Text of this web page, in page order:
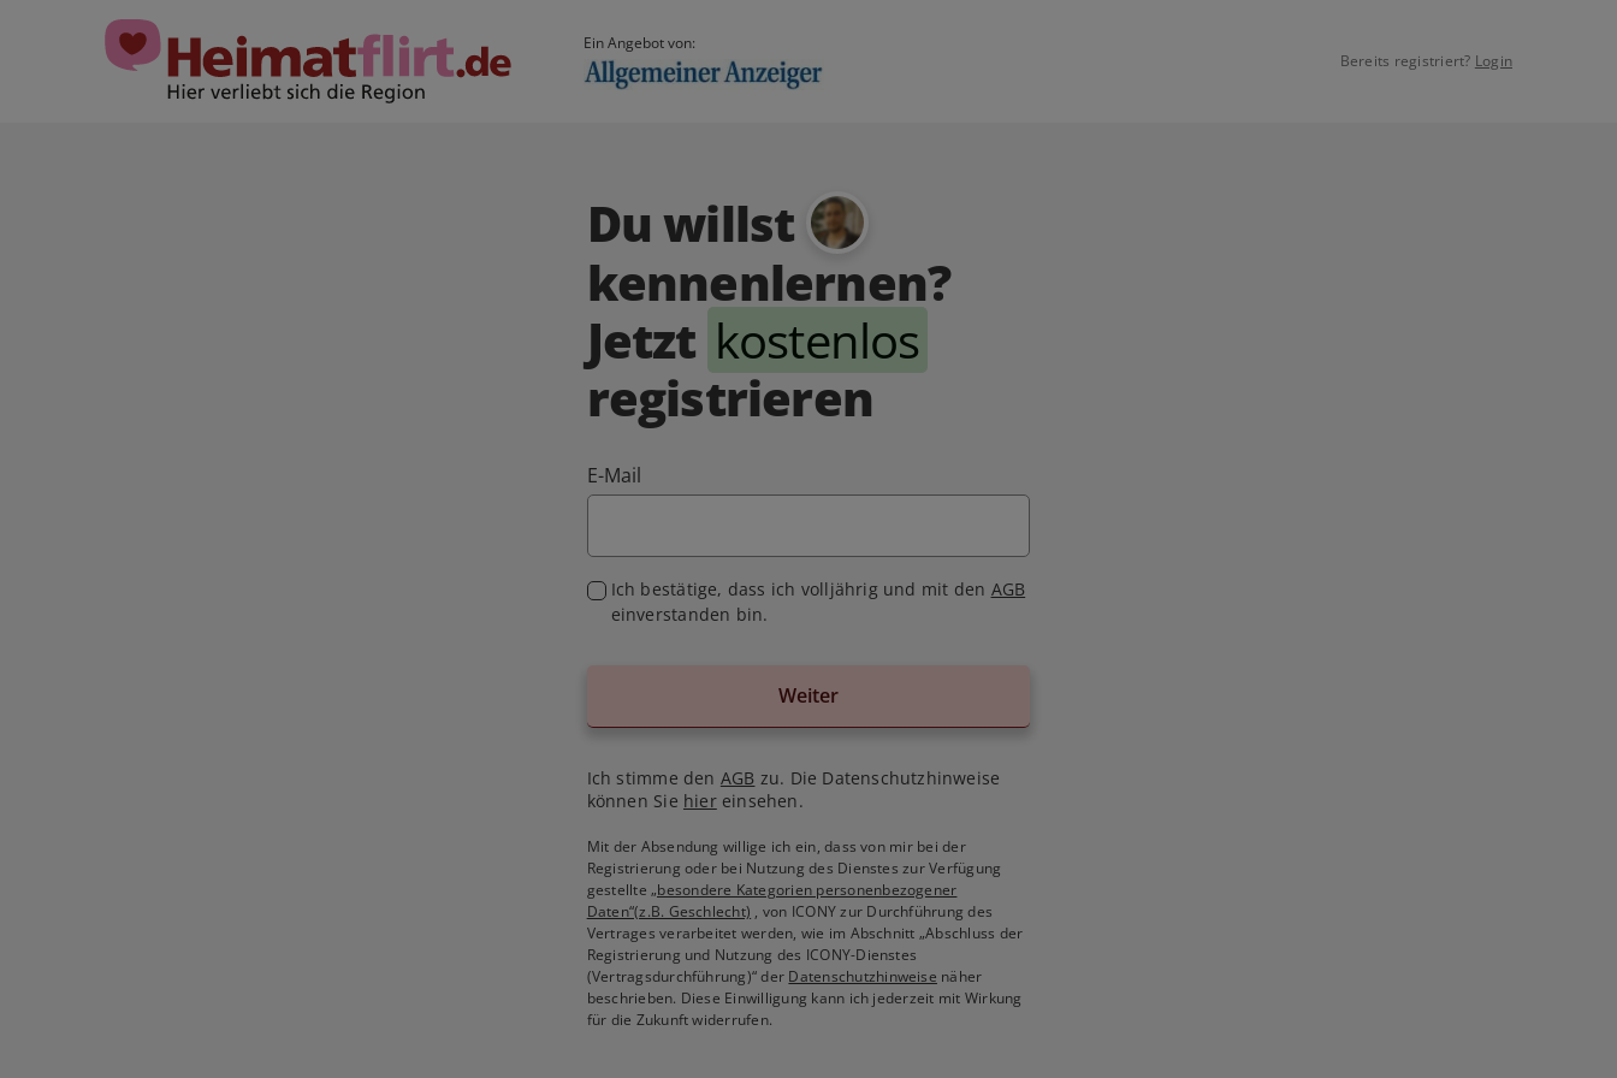
Ein Angebot von:
Bereits registriert? Login
Du willst
kennenlernen?
Jetzt kostenlos
registrieren
E-Mail
Ich bestätige, dass ich volljährig und mit den AGB
einverstanden bin.
Weiter
Ich stimme den AGB zu. Die Datenschutzhinweise
können Sie hiereinsehen.
Mit der Absendung willige ich ein, dass von mir bei der
Registrierung oder bei Nutzung des Dienstes zur Verfügung
gestellte„besondere Kategorien personenbezogener
Daten“(z.B. Geschlecht) , von ICONY zur Durchführung des
Vertrages verarbeitet werden, wie im Abschnitt „Abschluss der
Registrierung und Nutzung des ICONY-Dienstes
(Vertragsdurchführung)“ der Datenschutzhinweise näher
beschrieben. Diese Einwilligung kann ich jederzeit mit Wirkung
für die Zukunft widerrufen.